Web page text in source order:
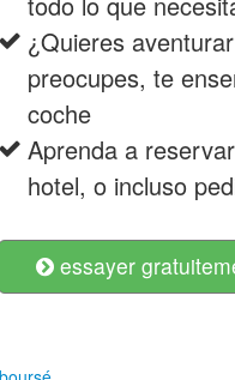
¿Quieres
preocupes, te
coche
Aprenda a
hotel, o incluso
essayer